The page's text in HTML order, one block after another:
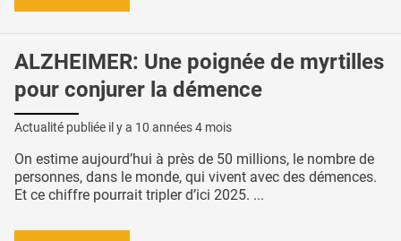
ALZHEIMER: Une poignée de myrtilles
pour conjurer la démence
Actualité publiée il y a 10 années 4 mois
On estime aujourd’hui à près de 50 millions, le nombre de
personnes, dans le monde, qui vivent avec des démences.
Et ce chiffre pourrait tripler d’ici 2025. ...